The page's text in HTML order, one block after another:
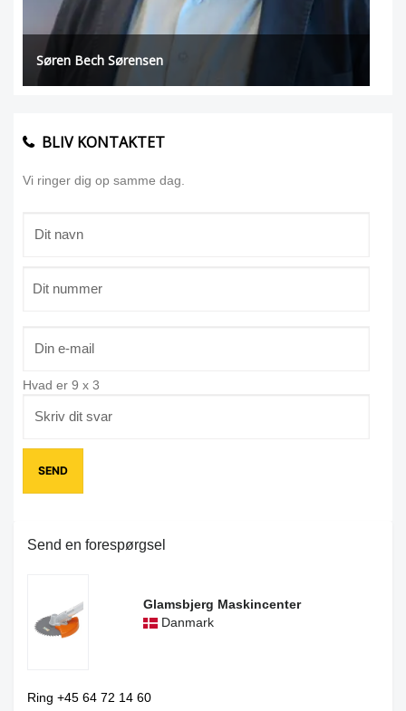
Søren Bech Sørensen
BLIV KONTAKTET
Vi ringer dig op samme dag.
Hvad er 9 x 3
Send en forespørgsel
Glamsbjerg Maskincenter
Danmark
Ring +45 64 72 14 60